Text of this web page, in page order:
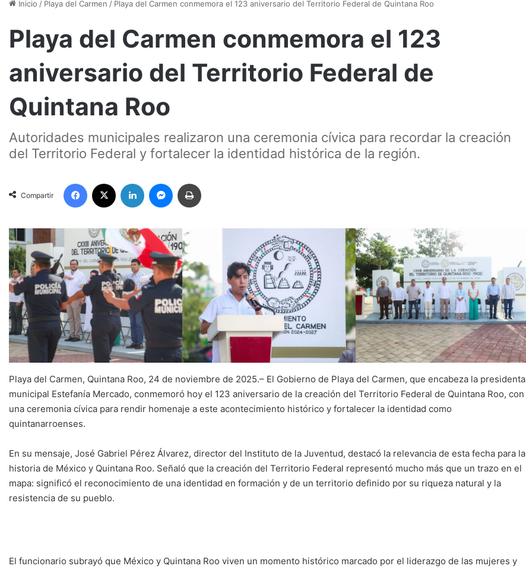
Inicio / Playa del Carmen / Playa del Carmen conmemora el 123 aniversario del Territorio Federal de Quintana Roo
Playa del Carmen conmemora el 123
aniversario del Territorio Federal de
Quintana Roo
Autoridades municipales realizaron una ceremonia cívica para recordar la creación
del Territorio Federal y fortalecer la identidad histórica de la región.
Compartir
Facebook LinkedIn Messenger
Playa del Carmen, Quintana Roo, 24 de noviembre de 2025.– El Gobierno de Playa del Carmen, que encabeza la presidenta
municipal Estefanía Mercado, conmemoró hoy el 123 aniversario de la creación del Territorio Federal de Quintana Roo, con
una ceremonia cívica para rendir homenaje a este acontecimiento histórico y fortalecer la identidad como
quintanarroenses.
En su mensaje, José Gabriel Pérez Álvarez, director del Instituto de la Juventud, destacó la relevancia de esta fecha para la
historia de México y Quintana Roo. Señaló que la creación del Territorio Federal representó mucho más que un trazo en el
mapa: significó el reconocimiento de una identidad en formación y de un territorio definido por su riqueza natural y la
resistencia de su pueblo.
El funcionario subrayó que México y Quintana Roo viven un momento histórico marcado por el liderazgo de las mujeres y